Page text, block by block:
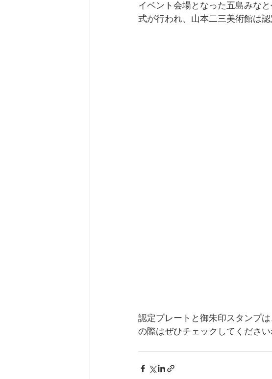
イベント会場となった五島みな
式が行われ、山本二三美術館は
認定プレートと御朱印スタンプ
の際はぜひチェックしてください